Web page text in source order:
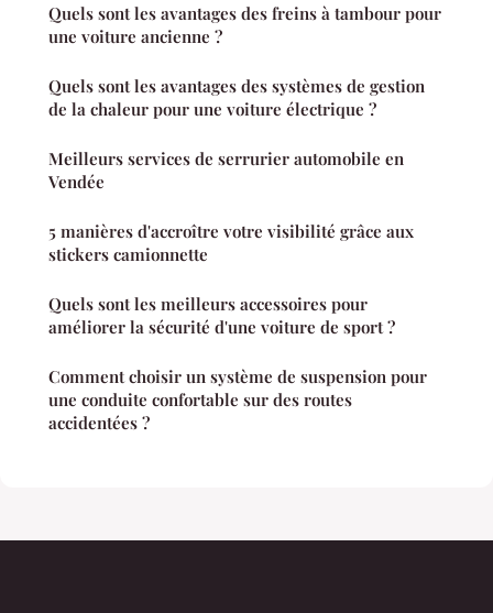
Quels sont les avantages des freins à tambour pour
une voiture ancienne ?
Quels sont les avantages des systèmes de gestion
de la chaleur pour une voiture électrique ?
Meilleurs services de serrurier automobile en
Vendée
5 manières d'accroître votre visibilité grâce aux
stickers camionnette
Quels sont les meilleurs accessoires pour
améliorer la sécurité d'une voiture de sport ?
Comment choisir un système de suspension pour
une conduite confortable sur des routes
accidentées ?